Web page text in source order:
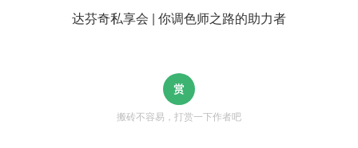
达芬奇私享会 | 你调色师之路的助力者
搬砖不容易，打赏一下作者吧